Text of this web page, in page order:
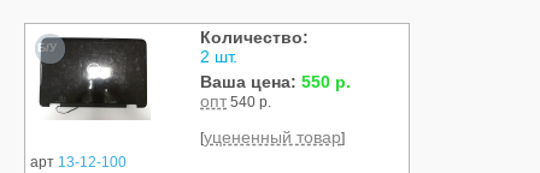
Б/У
арт 13-12-100
Количество:
2 шт.
Ваша цена: 550 р.
опт 540 р.
[уцененный товар]